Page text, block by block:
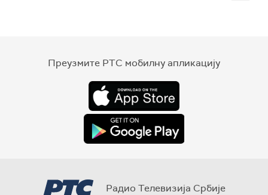
Преузмите РТС мобилну апликацију
Радио Телевизија Србије